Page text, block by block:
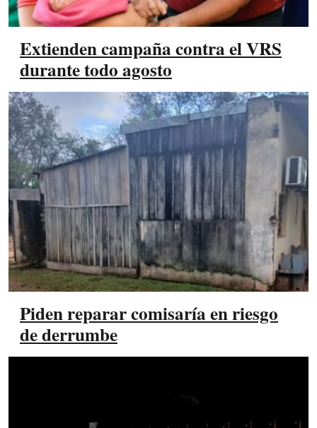
Extienden campaña contra el VRS
durante todo agosto
Piden reparar comisaría en riesgo
de derrumbe